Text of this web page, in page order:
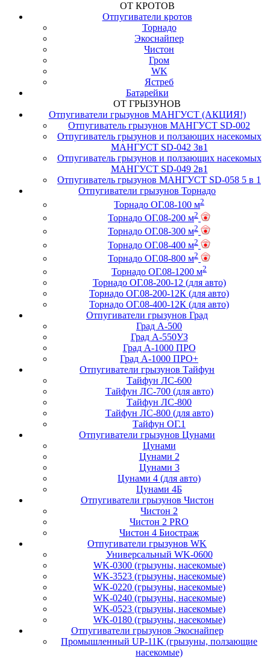
ОТ КРОТОВ
Отпугиватели кротов
Торнадо
Экоснайпер
Чистон
Гром
WK
Ястреб
Батарейки
ОТ ГРЫЗУНОВ
Отпугиватели грызунов МАНГУСТ (АКЦИЯ!)
Отпугиватель грызунов МАНГУСТ SD-002
Отпугиватель грызунов и ползающих насекомых
МАНГУСТ SD-042 3в1
Отпугиватель грызунов и ползающих насекомых
МАНГУСТ SD-049 2в1
Отпугиватель грызунов МАНГУСТ SD-058 5 в 1
Отпугиватели грызунов Торнадо
Торнадо ОГ.08-100 м2
Торнадо ОГ.08-200 м2
Торнадо ОГ.08-300 м2
Торнадо ОГ.08-400 м2
Торнадо ОГ.08-800 м2
Торнадо ОГ.08-1200 м2
Торнадо ОГ.08-200-12 (для авто)
Торнадо ОГ.08-200-12К (для авто)
Торнадо ОГ.08-400-12К (для авто)
Отпугиватели грызунов Град
Град А-500
Град А-550УЗ
Град А-1000 ПРО
Град А-1000 ПРО+
Отпугиватели грызунов Тайфун
Тайфун ЛС-600
Тайфун ЛС-700 (для авто)
Тайфун ЛС-800
Тайфун ЛС-800 (для авто)
Тайфун ОГ.1
Отпугиватели грызунов Цунами
Цунами
Цунами 2
Цунами 3
Цунами 4 (для авто)
Цунами 4Б
Отпугиватели грызунов Чистон
Чистон 2
Чистон 2 PRO
Чистон 4 Биостраж
Отпугиватели грызунов WK
Универсальный WK-0600
WK-0300 (грызуны, насекомые)
WK-3523 (грызуны, насекомые)
WK-0220 (грызуны, насекомые)
WK-0240 (грызуны, насекомые)
WK-0523 (грызуны, насекомые)
WK-0180 (грызуны, насекомые)
Отпугиватели грызунов Экоснайпер
Промышленный UP-11K (грызуны, ползающие
насекомые)